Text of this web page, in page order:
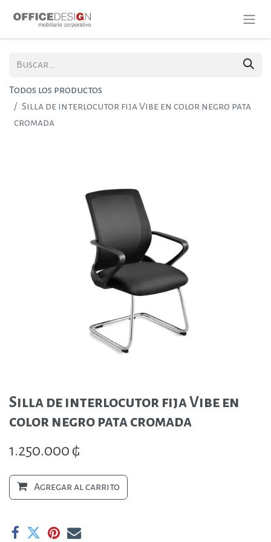
Todos los productos
Silla de interlocutor fija Vibe en color negro pata
cromada
Silla de interlocutor fija Vibe en
color negro pata cromada
1.250.000₲
Agregar al carrito